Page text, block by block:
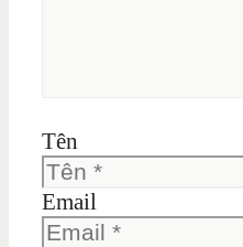
Tên
Email